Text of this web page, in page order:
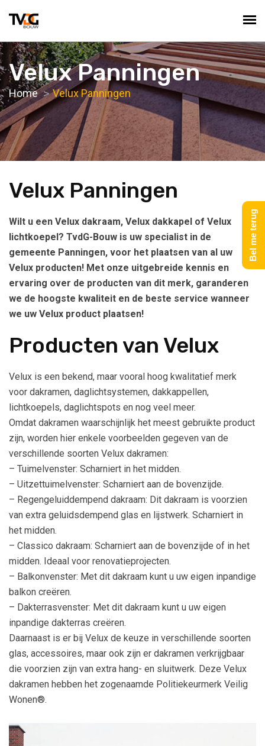
Velux Panningen
Home Velux Panningen
Velux Panningen
Wilt u een Velux dakraam, Velux dakkapel of Velux
lichtkoepel? TvdG-Bouw is uw specialist in de
gemeente Panningen, voor het plaatsen van al uw
Velux producten! Met onze uitgebreide kennis en
ervaring over de producten van dit merk, garanderen
we de hoogste kwaliteit en de beste service wanneer
we uw Velux product plaatsen!
Producten van Velux
Velux is een bekend, maar vooral hoog kwalitatief merk
voor dakramen, daglichtsystemen, dakkappellen,
lichtkoepels, daglichtspots en nog veel meer.
Omdat dakramen waarschijnlijk het meest gebruikte product
zijn, worden hier enkele voorbeelden gegeven van de
verschillende soorten Velux dakramen:
– Tuimelvenster: Scharniert in het midden.
– Uitzettuimelvenster: Scharniert aan de bovenzijde.
– Regengeluiddempend dakraam: Dit dakraam is voorzien
van extra geluidsdempend glas en lijstwerk. Scharniert in
het midden.
– Classico dakraam: Scharniert aan de bovenzijde of in het
midden. Ideaal voor renovatieprojecten.
– Balkonvenster: Met dit dakraam kunt u uw eigen inpandige
balkon creëren.
– Dakterrasvenster: Met dit dakraam kunt u uw eigen
inpandige dakterras creëren.
Daarnaast is er bij Velux de keuze in verschillende soorten
glas, accessoires, maar ook zijn er dakramen verkrijgbaar
die voorzien zijn van extra hang- en sluitwerk. Deze Velux
dakramen hebben het zogenaamde Politiekeurmerk Veilig
Wonen®.
Bel me terug